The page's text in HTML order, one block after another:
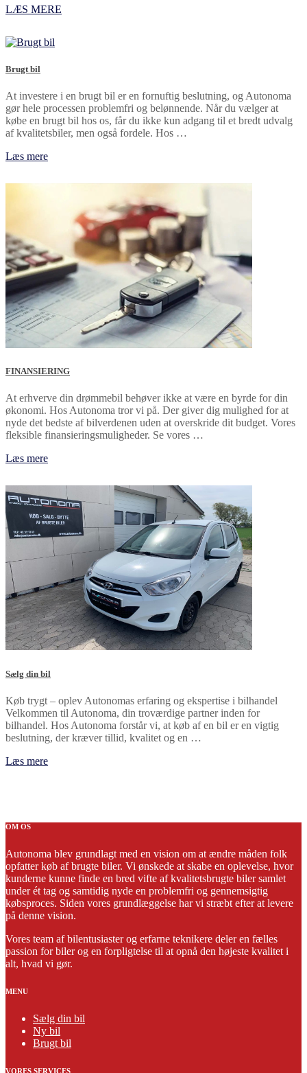
LÆS MERE
Brugt bil
At investere i en brugt bil er en fornuftig beslutning, og Autonoma
gør hele processen problemfri og belønnende. Når du vælger at
købe en brugt bil hos os, får du ikke kun adgang til et bredt udvalg
af kvalitetsbiler, men også fordele. Hos …
Læs mere
FINANSIERING
At erhverve din drømmebil behøver ikke at være en byrde for din
økonomi. Hos Autonoma tror vi på. Der giver dig mulighed for at
nyde det bedste af bilverdenen uden at overskride dit budget. Vores
fleksible finansieringsmuligheder. Se vores …
Læs mere
Sælg din bil
Køb trygt – oplev Autonomas erfaring og ekspertise i bilhandel
Velkommen til Autonoma, din troværdige partner inden for
bilhandel. Hos Autonoma forstår vi, at køb af en bil er en vigtig
beslutning, der kræver tillid, kvalitet og en …
Læs mere
OM OS
Autonoma blev grundlagt med en vision om at ændre måden folk
opfatter køb af brugte biler. Vi ønskede at skabe en oplevelse, hvor
kunderne kunne finde en bred vifte af kvalitetsbrugte biler samlet
under ét tag og samtidig nyde en problemfri og gennemsigtig
købsproces. Siden vores grundlæggelse har vi stræbt efter at levere
på denne vision.
Vores team af bilentusiaster og erfarne teknikere deler en fælles
passion for biler og en forpligtelse til at opnå den højeste kvalitet i
alt, hvad vi gør.
MENU
Sælg din bil
Ny bil
Brugt bil
VORES SERVICES